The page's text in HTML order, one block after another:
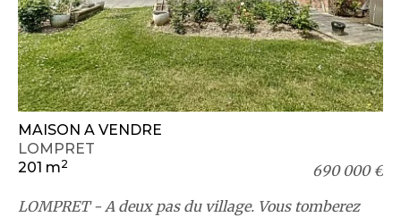
MAISON A VENDRE
LOMPRET
201 m2
690 000 €
LOMPRET - A deux pas du village. Vous tomberez